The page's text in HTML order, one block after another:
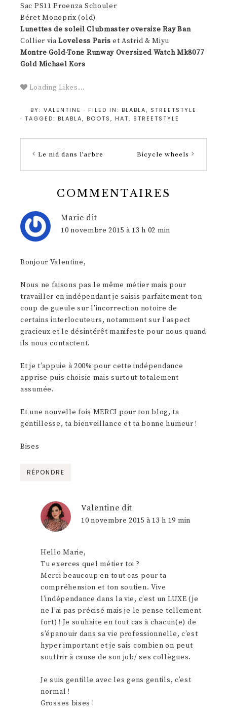
Sac PS11 Proenza Schouler
Béret Monoprix (old)
Lunettes de soleil Clubmaster oversize Ray Ban
Collier viaLoveless Paris et Astrid & Miyu
Montre Gold-Tone Runway Oversized Watch Mk8077
Gold Michael Kors
Loading Likes...
BY: VALENTINE · FILED IN: BLABLA, STREETSTYLE
· TAGGED: BLABLA, BOOTS, HAT, STREETSTYLE
Le nid dans l’arbre Bicycle wheels
COMMENTAIRES
Marie dit
10 novembre 2015 à 13 h 02 min
Bonjour Valentine,
Nous ne faisons pas le même métier mais pour
travailler en indépendant je saisis parfaitement ton
coup de gueule sur l’incorrection notoire de
certains interlocuteurs, notamment sur l’aspect
gracieux et le désintérêt manifeste pour nous quand
ils nous contactent.
Et je t’appuie à 200% pour cette indépendance
apprise puis choisie mais surtout totalement
assumée.
Et une nouvelle fois MERCI pour ton blog, ta
gentillesse, ta bienveillance et ta bonne humeur !
Bises
RÉPONDRE
Valentine dit
10 novembre 2015 à 13 h 19 min
Hello Marie,
Tu exerces quel métier toi ?
Merci beaucoup en tout cas pour ta
compréhension et ton soutien. Vive
l’indépendance dans la vie, c’est un LUXE (je
ne l’ai pas précisé mais je le pense tellement
fort) ! Je souhaite en tout cas à chacun(e) de
s’épanouir dans sa vie professionnelle, c’est
hyper important et je sais combien on peut
souffrir à cause de son job/ ses collègues.
Je suis gentille avec les gens gentils, c’est
normal !
Grosses bises !